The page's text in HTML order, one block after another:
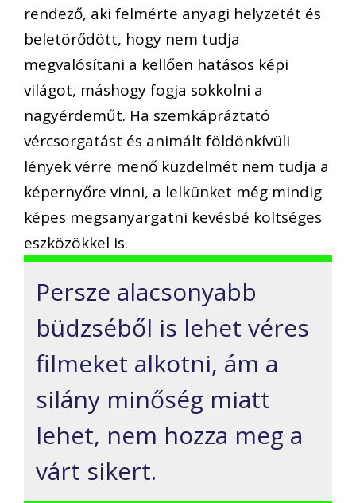
rendező, aki felmérte anyagi helyzetét és
beletörődött, hogy nem tudja
megvalósítani a kellően hatásos képi
világot, máshogy fogja sokkolni a
nagyérdeműt. Ha szemkápráztató
vércsorgatást és animált földönkívüli
lények vérre menő küzdelmét nem tudja a
képernyőre vinni, a lelkünket még mindig
képes megsanyargatni kevésbé költséges
eszközökkel is.
Persze alacsonyabb
büdzséből is lehet véres
filmeket alkotni, ám a
silány minőség miatt
lehet, nem hozza meg a
várt sikert.